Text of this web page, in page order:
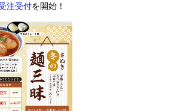
注受付を開始！